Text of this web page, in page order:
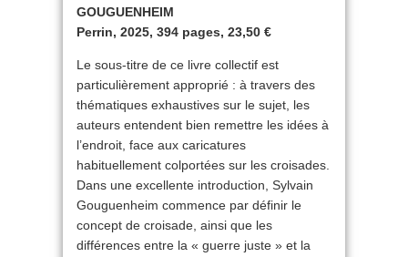
GOUGUENHEIM
Perrin, 2025, 394 pages, 23,50 €
Le sous-titre de ce livre collectif est
particulièrement approprié : à travers des
thématiques exhaustives sur le sujet, les
auteurs entendent bien remettre les idées à
l’endroit, face aux caricatures
habituellement colportées sur les croisades.
Dans une excellente introduction, Sylvain
Gouguenheim commence par définir le
concept de croisade, ainsi que les
différences entre la « guerre juste » et la